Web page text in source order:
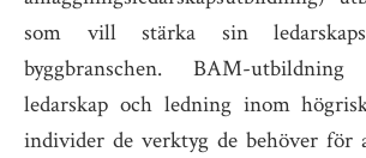
som vill stärka sin
byggbranschen. BAM-
ledarskap och ledning inom
individer de verktyg de behöver för